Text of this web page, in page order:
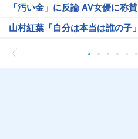
「汚い金」に反論 AV女優に称賛
山村紅葉「自分は本当は誰の子」